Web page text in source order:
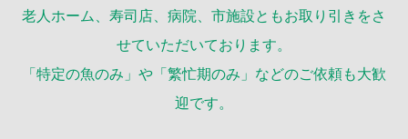
老人ホーム、寿司店、病院、市施設ともお取り引きをさ
せていただいております。
「特定の魚のみ」や「繁忙期のみ」などのご依頼も大歓
迎です。